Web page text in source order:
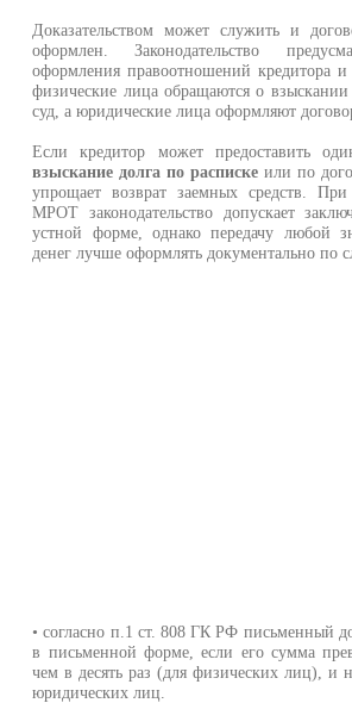
Доказательством может служить и
оформлен. Законодательство
оформления правоотношений кредитора
физические лица обращаются о взыскании
суд, а юридические лица оформляют
Если кредитор может предоставить
взыскание долга по расписке или по
упрощает возврат заемных средств.
МРОТ законодательство допускает
устной форме, однако передачу любой
денег лучше оформлять документально
• согласно п.1 ст. 808 ГК РФ письменный
в письменной форме, если его сумма
чем в десять раз (для физических лиц), и
юридических лиц.